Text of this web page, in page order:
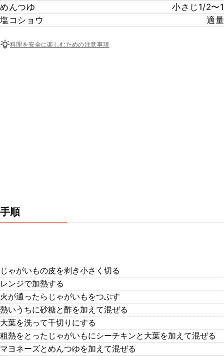
めんつゆ
小さじ1/2〜1
塩コショウ
適量
料理を安全に楽しむための注意事項
手順
じゃがいもの皮を剥き小さく切る
レンジで加熱する
火が通ったらじゃがいもをつぶす
熱いうちに砂糖と酢を加えて混ぜる
大葉を洗って千切りにする
粗熱をとったじゃがいもにシーチキンと大葉を加えて混ぜる
マヨネーズとめんつゆを加えて混ぜる